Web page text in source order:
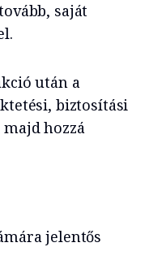
saját
után a
biztosítási
hozzá
jelentős